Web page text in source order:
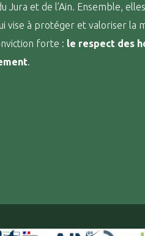
Jura et de l’Ain. Ensemble,
vise à protéger et valoriser la
forte : le respect des
.